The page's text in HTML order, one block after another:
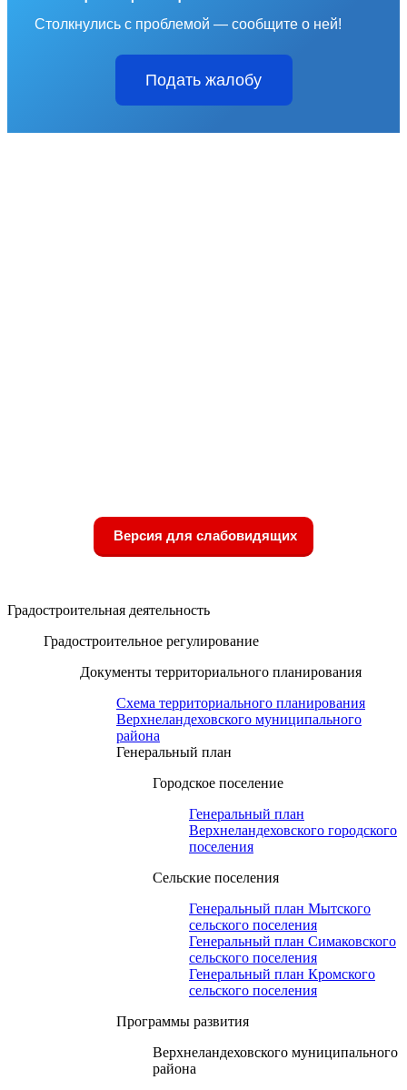
Столкнулись с проблемой — сообщите о ней!
Подать жалобу
Версия для слабовидящих
Градостроительная деятельность
Градостроительное регулирование
Документы территориального планирования
Схема территориального планирования
Верхнеландеховского муниципального
района
Генеральный план
Городское поселение
Генеральный план
Верхнеландеховского городского
поселения
Сельские поселения
Генеральный план Мытского
сельского поселения
Генеральный план Симаковского
сельского поселения
Генеральный план Кромского
сельского поселения
Программы развития
Верхнеландеховского муниципального
района